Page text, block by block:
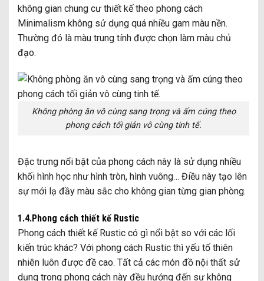
không gian chung cư thiết kế theo phong cách
Minimalism không sử dụng quá nhiều gam màu nền.
Thường đó là màu trung tính được chọn làm màu chủ
đạo.
Không phòng ăn vô cùng sang trọng và ấm cúng theo
phong cách tối giản vô cùng tinh tế.
Đặc trưng nổi bật của phong cách này là sử dụng nhiều
khối hình học như hình tròn, hình vuông… Điều này tạo lên
sự mới lạ đầy màu sắc cho không gian từng gian phòng.
1.4.Phong cách thiết kế Rustic
Phong cách thiết kế Rustic có gì nổi bật so với các lối
kiến trúc khác? Với phong cách Rustic thì yếu tố thiên
nhiên luôn được đề cao. Tất cả các món đồ nội thất sử
dụng trong phong cách này đều hướng đến sự không